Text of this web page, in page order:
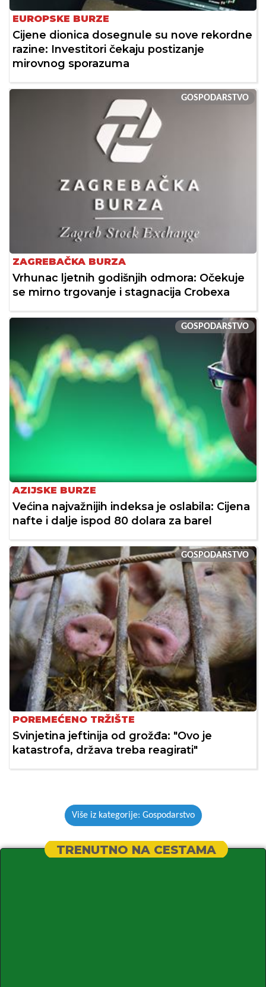
EUROPSKE BURZE
Cijene dionica dosegnule su nove rekordne
razine: Investitori čekaju postizanje
mirovnog sporazuma
GOSPODARSTVO
ZAGREBAČKA BURZA
Vrhunac ljetnih godišnjih odmora: Očekuje
se mirno trgovanje i stagnacija Crobexa
GOSPODARSTVO
AZIJSKE BURZE
Većina najvažnijih indeksa je oslabila: Cijena
nafte i dalje ispod 80 dolara za barel
GOSPODARSTVO
POREMEĆENO TRŽIŠTE
Svinjetina jeftinija od grožđa: "Ovo je
katastrofa, država treba reagirati"
Više iz kategorije: Gospodarstvo
TRENUTNO NA CESTAMA